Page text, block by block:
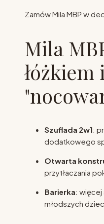
Zamów Mila MBP w
Mila
łóżkiem
Szuflada 2w1:
dodatkowego
Otwarta
przytłaczania
Barierka: więcej
młodszych